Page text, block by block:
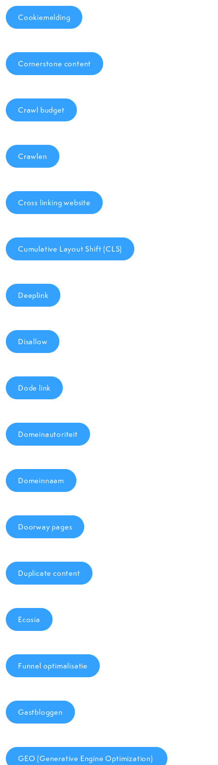
Cookiemelding
Cornerstone content
Crawl budget
Crawlen
Cross linking website
Cumulative Layout Shift (CLS)
Deeplink
Disallow
Dode link
Domeinautoriteit
Domeinnaam
Doorway pages
Duplicate content
Ecosia
Funnel optimalisatie
Gastbloggen
GEO (Generative Engine Optimization)